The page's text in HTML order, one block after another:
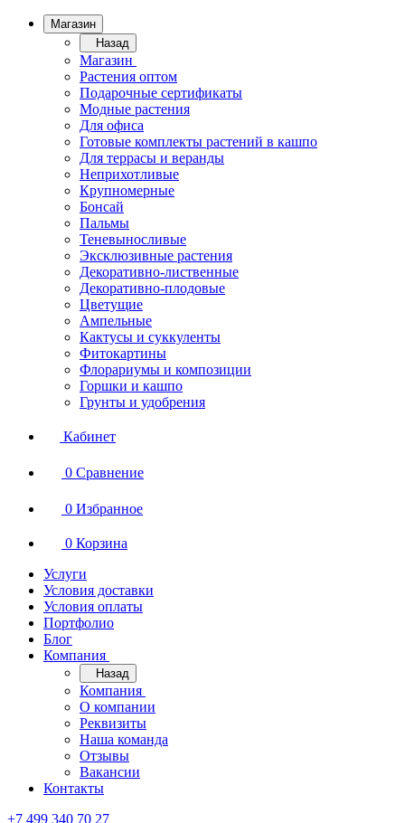
Магазин
Назад
Магазин
Растения оптом
Подарочные сертификаты
Модные растения
Для офиса
Готовые комплекты растений в кашпо
Для террасы и веранды
Неприхотливые
Крупномерные
Бонсай
Пальмы
Теневыносливые
Эксклюзивные растения
Декоративно-лиственные
Декоративно-плодовые
Цветущие
Ампельные
Кактусы и суккуленты
Фитокартины
Флорариумы и композиции
Горшки и кашпо
Грунты и удобрения
Кабинет
0 Сравнение
0 Избранное
0 Корзина
Услуги
Условия доставки
Условия оплаты
Портфолио
Блог
Компания
Назад
Компания
О компании
Реквизиты
Наша команда
Отзывы
Вакансии
Контакты
+7 499 340 70 27